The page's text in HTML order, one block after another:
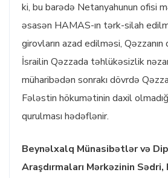
ki, bu barədə Netanyahunun ofisi
əsasən HAMAS-ın tərk-silah
girovların azad edilməsi, Qəzzanın
İsrailin Qəzzada təhlükəsizlik
müharibədən sonrakı dövrdə
Fələstin hökumətinin daxil
qurulması hədəflənir.
Beynəlxalq Münasibətlər və
Araşdırmaları Mərkəzinin